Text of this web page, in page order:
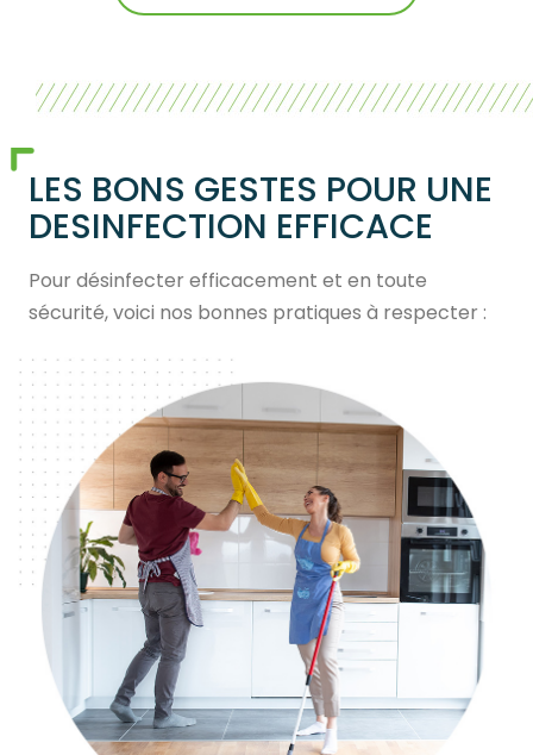
LES BONS GESTES POUR UNE
DESINFECTION EFFICACE
Pour désinfecter efficacement et en toute
sécurité, voici nos bonnes pratiques à respecter :